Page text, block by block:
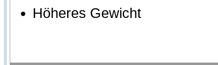
Höheres Gewicht